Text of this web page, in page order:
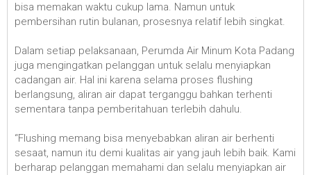
bisa memakan waktu cukup lama. Namun untuk
pembersihan rutin bulanan, prosesnya relatif lebih singkat.
Dalam setiap pelaksanaan, Perumda Air Minum Kota Padang
juga mengingatkan pelanggan untuk selalu menyiapkan
cadangan air. Hal ini karena selama proses flushing
berlangsung, aliran air dapat terganggu bahkan terhenti
sementara tanpa pemberitahuan terlebih dahulu.
“Flushing memang bisa menyebabkan aliran air berhenti
sesaat, namun itu demi kualitas air yang jauh lebih baik. Kami
berharap pelanggan memahami dan selalu menyiapkan air